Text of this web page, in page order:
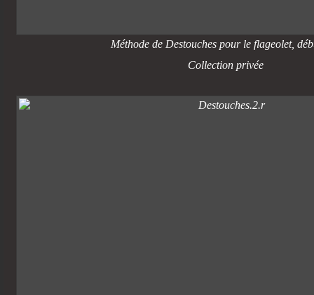
Méthode de Destouches pour le flageolet,
Collection privée